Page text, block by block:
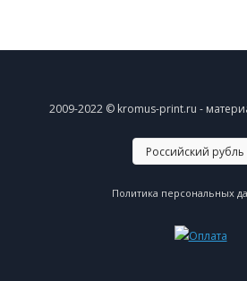
2009-2022 © kromus-print.ru -
Политика персональных